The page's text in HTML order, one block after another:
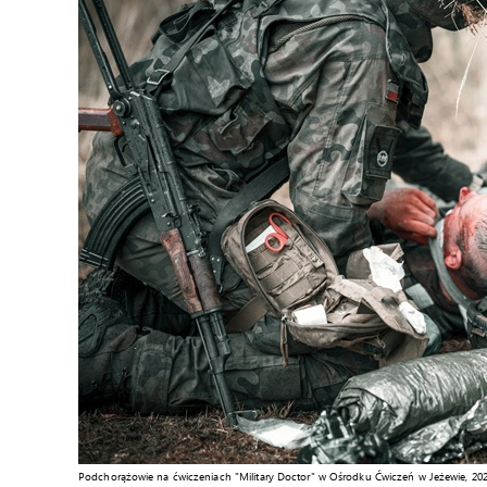
Podchorążowie na ćwiczeniach "Military Doctor" w Ośrodku Ćwiczeń w Jeżewie,